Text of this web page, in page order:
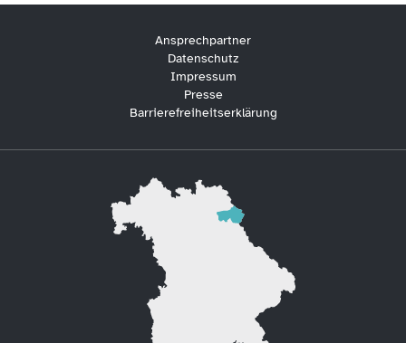
Ansprechpartner
Datenschutz
Impressum
Presse
Barrierefreiheitserklärung